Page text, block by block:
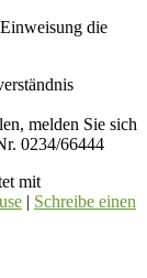
die
melden Sie sich
0234/66444
mit
| Schreibe einen